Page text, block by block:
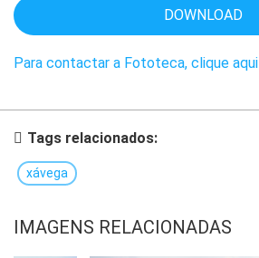
DOWNLOAD
Para contactar a Fototeca, clique aqui
Tags relacionados:
xávega
IMAGENS RELACIONADAS